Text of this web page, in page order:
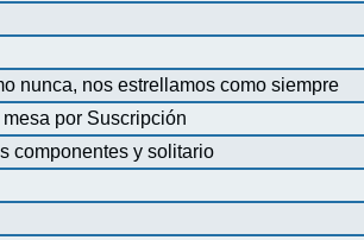
nunca, nos estrellamos como siempre
por Suscripción
componentes y solitario